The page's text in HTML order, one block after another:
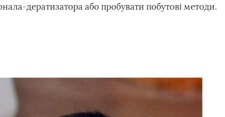
дератизатора або пробувати побутові методи.